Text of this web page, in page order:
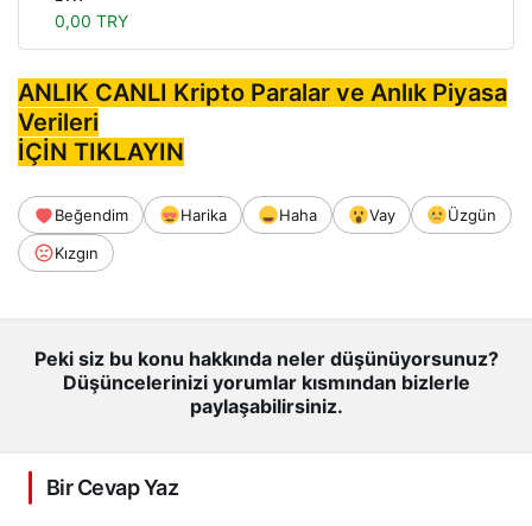
0,00 TRY
ANLIK CANLI Kripto Paralar ve Anlık Piyasa
Verileri
İÇİN TIKLAYIN
Beğendim Harika Haha Vay
Üzgün
Kızgın
Peki siz bu konu hakkında neler düşünüyorsunuz?
Düşüncelerinizi yorumlar kısmından bizlerle
paylaşabilirsiniz.
Bir Cevap Yaz